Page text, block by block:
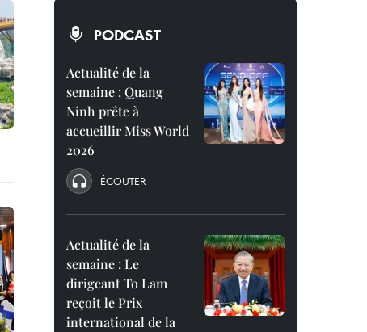
PODCAST
Actualité de la
semaine : Quang
Ninh prête à
accueillir Miss World
2026
ÉCOUTER
Actualité de la
semaine : Le
dirigeant To Lam
reçoit le Prix
international de la